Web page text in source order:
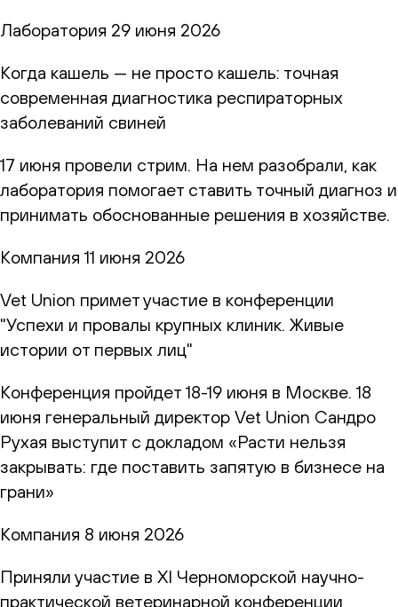
Лаборатория 29 июня 2026
Когда кашель — не просто кашель: точная
современная диагностика респираторных
заболеваний свиней
17 июня провели стрим. На нем разобрали, как
лаборатория помогает ставить точный диагноз и
принимать обоснованные решения в хозяйстве.
Компания 11 июня 2026
Vet Union примет участие в конференции
"Успехи и провалы крупных клиник. Живые
истории от первых лиц"
Конференция пройдет 18-19 июня в Москве. 18
июня генеральный директор Vet Union Сандро
Рухая выступит с докладом «Расти нельзя
закрывать: где поставить запятую в бизнесе на
грани»
Компания 8 июня 2026
Приняли участие в XI Черноморской научно-
практической ветеринарной конференции